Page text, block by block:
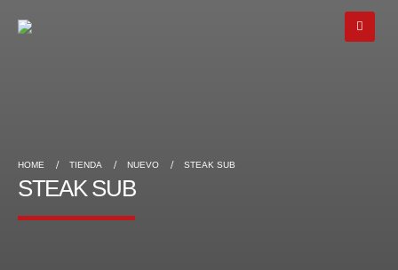
HOME TIENDA NUEVO STEAK SUB
STEAK SUB